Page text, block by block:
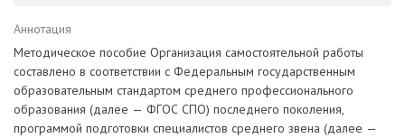
Аннотация
Методическое пособие Организация самостоятельной работы
составлено в соответствии с Федеральным государственным
образовательным стандартом среднего профессионального
образования (далее — ФГОС СПО) последнего поколения,
программой подготовки специалистов среднего звена (далее —